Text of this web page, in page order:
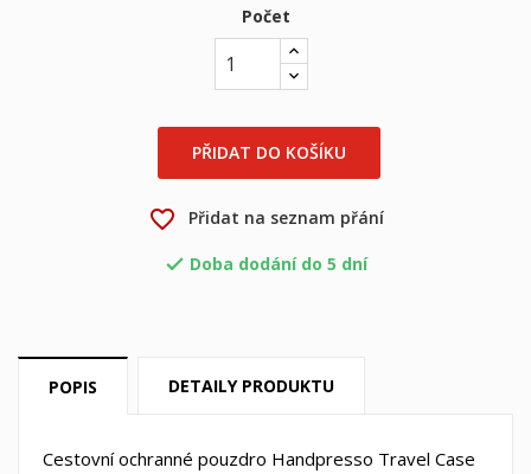
Počet
PŘIDAT DO KOŠÍKU
favorite_border Přidat na seznam přání
 Doba dodání do 5 dní
POPIS DETAILY PRODUKTU
Cestovní ochranné pouzdro Handpresso Travel Case
Můj seznam přání
Vytvořit nový seznam
Název seznamu přání
Musíte být přihlášen, abyste si mohli výrobky uložit do